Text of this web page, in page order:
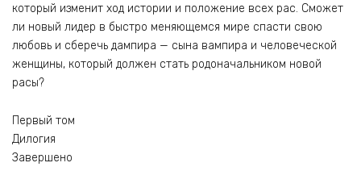
который изменит ход истории и положение всех рас. Сможет
ли новый лидер в быстро меняющемся мире спасти свою
любовь и сберечь дампира — сына вампира и человеческой
женщины, который должен стать родоначальником новой
расы?
Первый том
Дилогия
Завершено